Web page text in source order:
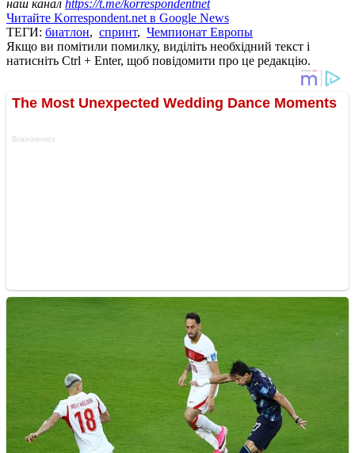
наш канал https://t.me/korrespondentnet
Читайте Korrespondent.net в Google News
ТЕГИ: биатлон, спринт, Чемпионат Европы
Якщо ви помітили помилку, виділіть необхідний текст і
натисніть Ctrl + Enter, щоб повідомити про це редакцію.